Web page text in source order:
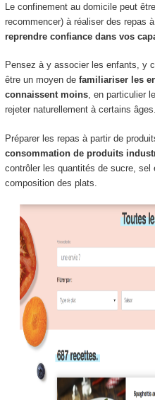
Le confinement au domicile peut
recommencer) à réaliser des repas
reprendre confiance dans vos
Pensez à y associer les enfants, y
être un moyen de familiariser les
connaissent moins, en particulier
rejeter naturellement à certains âges.
Préparer les repas à partir de
consommation de produits
contrôler les quantités de sucre,
composition des plats.